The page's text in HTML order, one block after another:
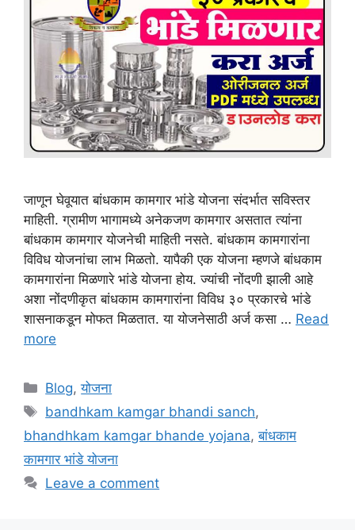
जाणून घेवूयात बांधकाम कामगार भांडे योजना संदर्भात सविस्तर
माहिती. ग्रामीण भागामध्ये अनेकजण कामगार असतात त्यांना
बांधकाम कामगार योजनेची माहिती नसते. बांधकाम कामगारांना
विविध योजनांचा लाभ मिळतो. यापैकी एक योजना म्हणजे बांधकाम
कामगारांना मिळणारे भांडे योजना होय. ज्यांची नोंदणी झाली आहे
अशा नोंदणीकृत बांधकाम कामगारांना विविध ३० प्रकारचे भांडे
शासनाकडून मोफत मिळतात. या योजनेसाठी अर्ज कसा … Read
more
Categories
Blog,योजना
Tags
bandhkam kamgar bhandi sanch,
bhandhkam kamgar bhande yojana,बांधकाम
कामगार भांडे योजना
Leave a comment